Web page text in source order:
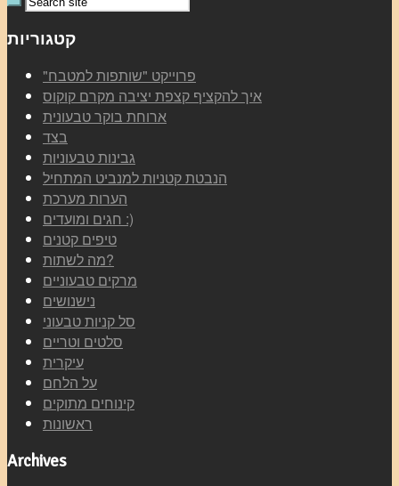
קטגוריות
"פרוייקט "שותפות למטבח
איך להקציף קצפת יציבה מקרם קוקוס
ארוחת בוקר טבעונית
בצד
גבינות טבעוניות
הנבטת קטניות למנביט המתחיל
הערות מערכת
חגים ומועדים :)
טיפים קטנים
מה לשתות?
מרקים טבעוניים
נישנושים
סל קניות טבעוני
סלטים וטריים
עיקרית
על הלחם
קינוחים מתוקים
ראשונות
Archives